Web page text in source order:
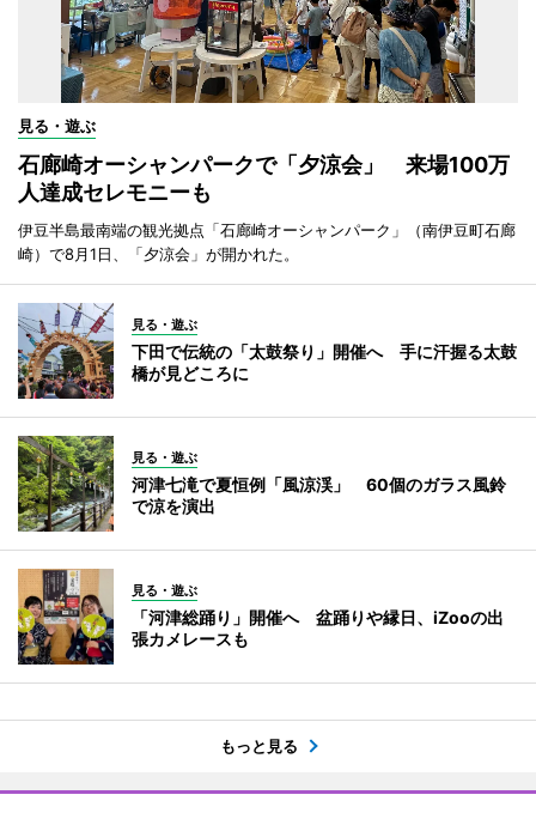
見る・遊ぶ
石廊崎オーシャンパークで「夕涼会」 来場100万
人達成セレモニーも
伊豆半島最南端の観光拠点「石廊崎オーシャンパーク」（南伊豆町石廊
崎）で8月1日、「夕涼会」が開かれた。
見る・遊ぶ
下田で伝統の「太鼓祭り」開催へ 手に汗握る太鼓
橋が見どころに
見る・遊ぶ
河津七滝で夏恒例「風涼渓」 60個のガラス風鈴
で涼を演出
見る・遊ぶ
「河津総踊り」開催へ 盆踊りや縁日、iZooの出
張カメレースも
もっと見る